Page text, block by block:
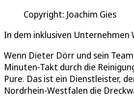
Copyright: Joachim Gies
In dem inklusiven Unternehmen
Wenn Dieter Dörr und sein
Minuten-Takt durch die
Pure. Das ist ein Dienstleister,
Nordrhein-Westfalen die